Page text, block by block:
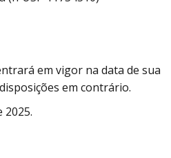
em vigor na data de sua
em contrário.
2025.